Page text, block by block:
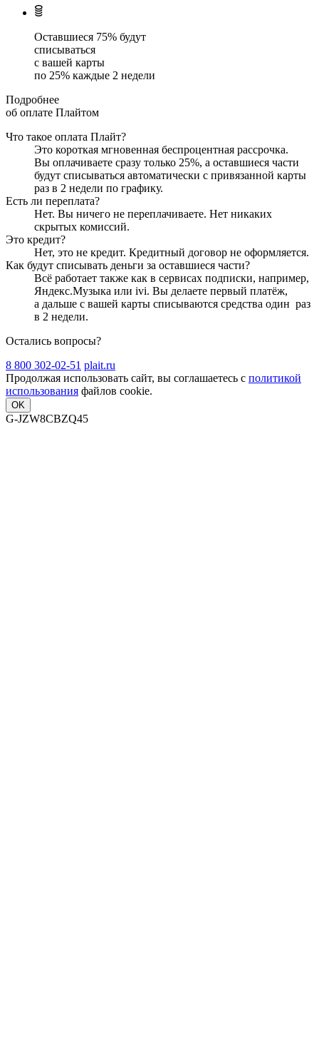
Оставшиеся 75% будут
списываться
с вашей карты
по 25% каждые 2 недели
Подробнее
об оплате Плайтом
Что такое оплата Плайт?
Это короткая мгновенная беспроцентная рассрочка.
Вы оплачиваете сразу только 25%, а оставшиеся части
будут списываться автоматически с привязанной карты
раз в 2 недели по графику.
Есть ли переплата?
Нет. Вы ничего не переплачиваете. Нет никаких
скрытых комиссий.
Это кредит?
Нет, это не кредит. Кредитный договор не оформляется.
Как будут списывать деньги за оставшиеся части?
Всё работает также как в сервисах подписки, например,
Яндекс.Музыка или ivi. Вы делаете первый платёж,
а дальше с вашей карты списываются средства один раз
в 2 недели.
Остались вопросы?
8 800 302-02-51 plait.ru
Продолжая использовать сайт, вы соглашаетесь с политикой
использования файлов cookie.
OK
G-JZW8CBZQ45